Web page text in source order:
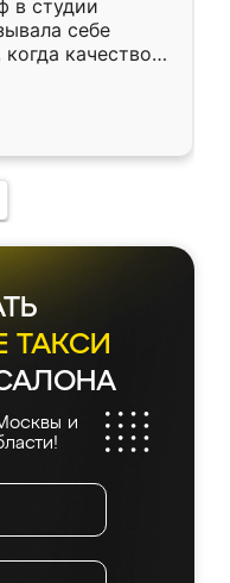
в студии
себе
качеством
уже почти
ТАКСИ
и